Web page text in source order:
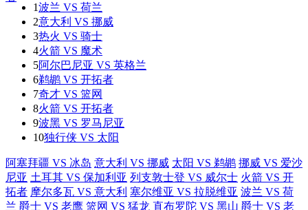
1波兰 VS 荷兰
2意大利 VS 挪威
3热火 VS 骑士
4火箭 VS 魔术
5阿尔巴尼亚 VS 英格兰
6鹈鹕 VS 开拓者
7奇才 VS 篮网
8火箭 VS 开拓者
9波黑 VS 罗马尼亚
10独行侠 VS 太阳
阿塞拜疆 VS 冰岛 意大利 VS 挪威 太阳 VS 鹈鹕 挪威 VS 爱沙
尼亚 土耳其 VS 保加利亚 列支敦士登 VS 威尔士 火箭 VS 开
拓者 摩尔多瓦 VS 意大利 塞尔维亚 VS 拉脱维亚 波兰 VS 荷
兰 爵士 VS 老鹰 篮网 VS 猛龙 直布罗陀 VS 黑山 爵士 VS 老